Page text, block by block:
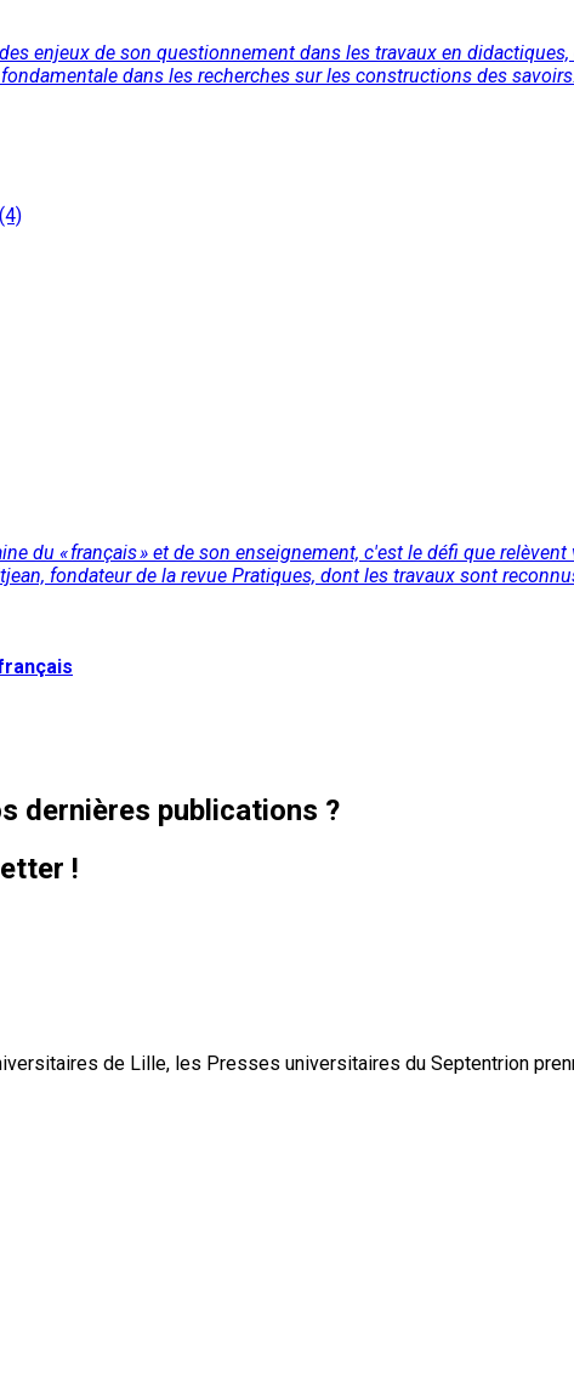
enjeux de son questionnement dans les travaux en
dans les recherches sur les constructions des savoirs.
du « français » et de son enseigne­ment, c'est le défi que
fondateur de la revue Pratiques, dont les travaux sont
dernières publications ?
!
de Lille, les Presses universitaires du Septentrion